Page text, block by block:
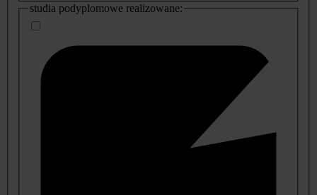
studia podyplomowe realizowane: